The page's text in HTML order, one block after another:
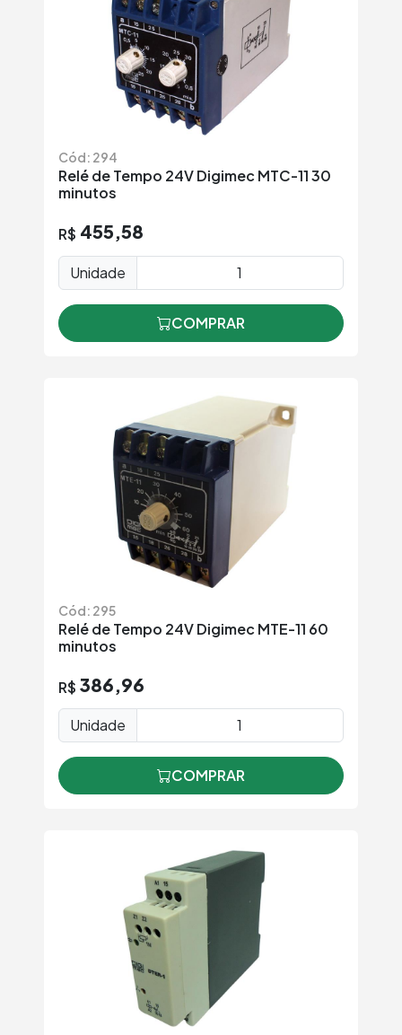
Cód: 294
Relé de Tempo 24V Digimec MTC-11 30
minutos
R$ 455,58
Unidade
COMPRAR
Cód: 295
Relé de Tempo 24V Digimec MTE-11 60
minutos
R$ 386,96
Unidade
COMPRAR